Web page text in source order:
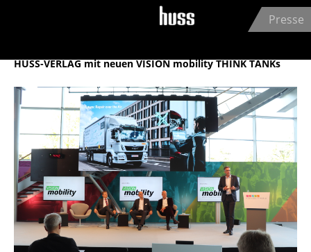
Jump to navigation
Presse
HUSS-VERLAG mit neuen VISION mobility THINK TANKs